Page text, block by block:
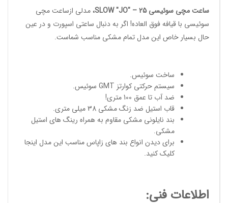
ساعت مچی سوئیسی SLOW "JO" – 25 ، مدلی ازساعت مچی
سوئیسی با قیافه فوق العاده! اگر به دنبال ساعتی اسپورت و در عین
حال بسیار خاص این مدل تمام مشکی مناسب شماست.
ساخت سوئیس.
سیستم حرکتی کوارتز GMT سوئیس.
ضد آب تا عمق 100 متری!
قاب استیل ضد زنگ مشکی 38 میلی متری.
بند نایلونی مشکی مقاوم به همراه رینگ های استیل
مشکی.
برای دیدن انواع بند های زاپاس مناسب این مدل اینجا
کلیک کنید.
اطلاعات فنی: